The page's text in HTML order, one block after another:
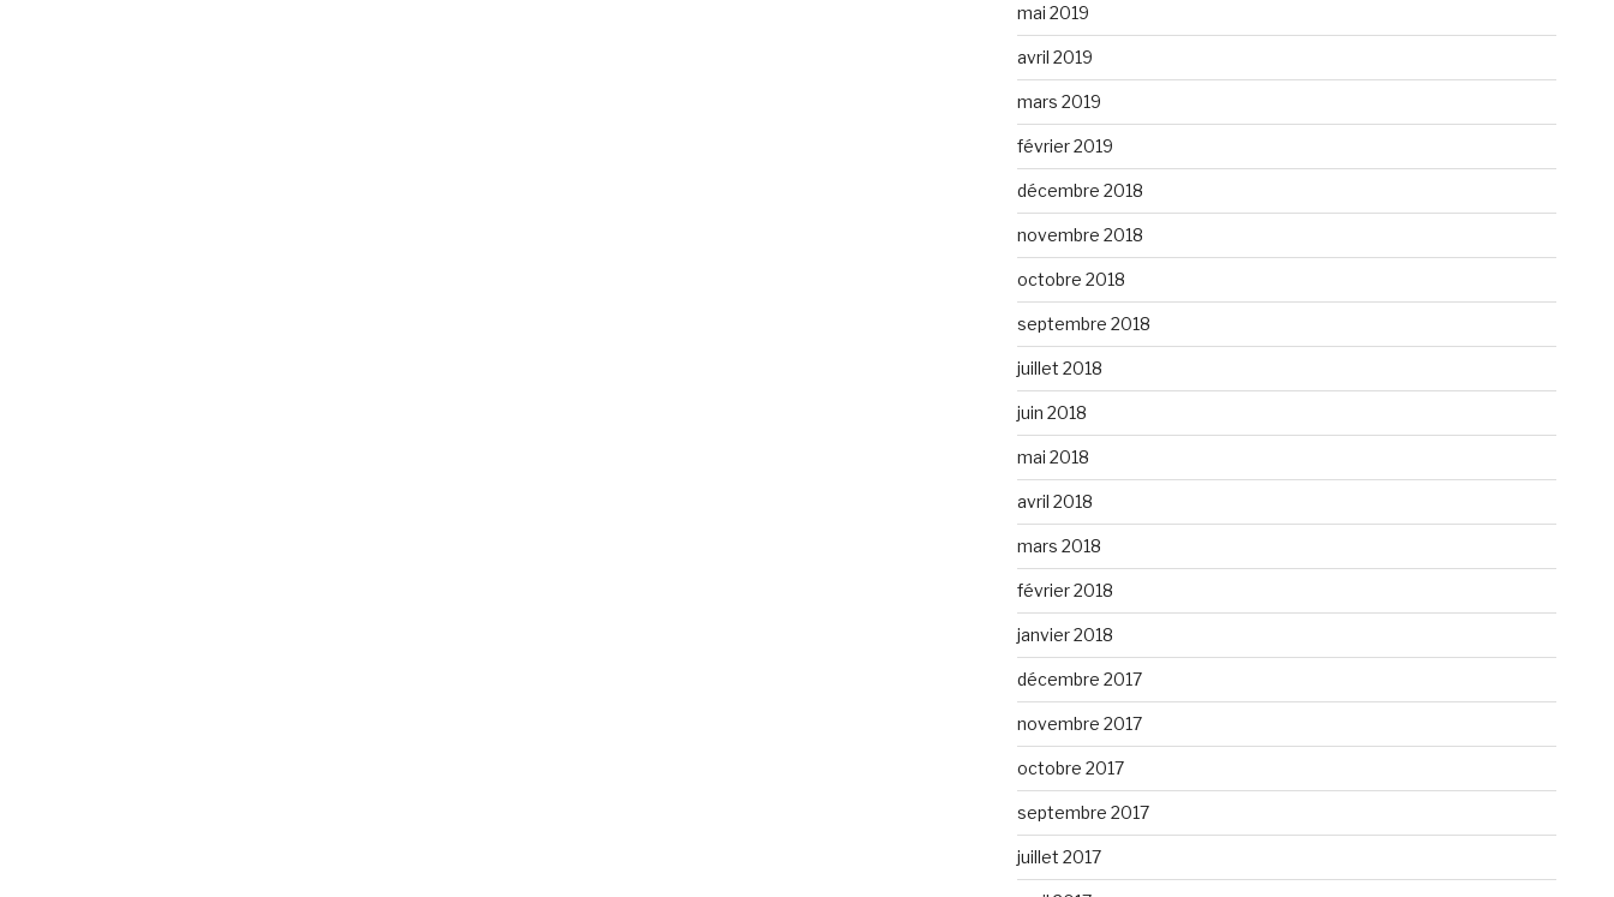
mai 2019
avril 2019
mars 2019
février 2019
décembre 2018
novembre 2018
octobre 2018
septembre 2018
juillet 2018
juin 2018
mai 2018
avril 2018
mars 2018
février 2018
janvier 2018
décembre 2017
novembre 2017
octobre 2017
septembre 2017
juillet 2017